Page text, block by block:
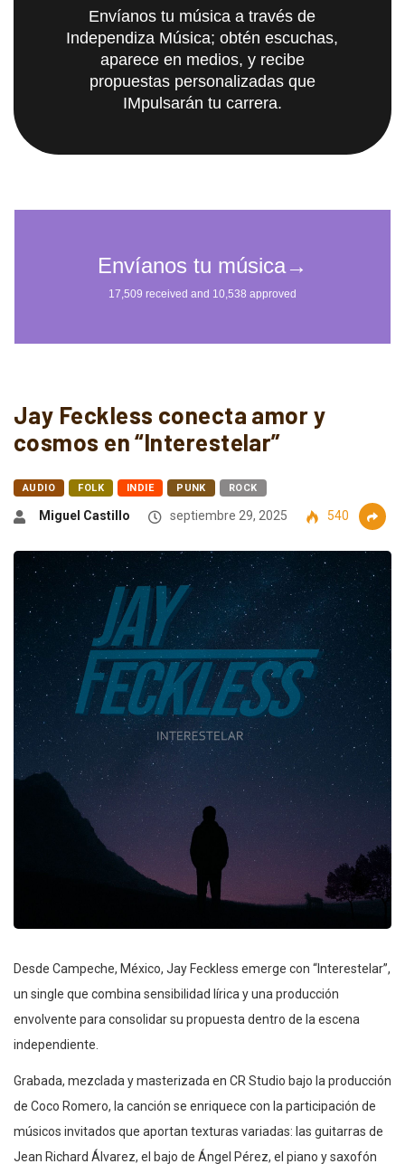
Envíanos tu música a través de
Independiza Música; obtén escuchas,
aparece en medios, y recibe
propuestas personalizadas que
IMpulsarán tu carrera.
Jay Feckless conecta amor y
cosmos en “Interestelar”
AUDIO FOLK INDIE PUNK ROCK
Miguel Castillo septiembre 29, 2025 540
Desde Campeche, México, Jay Feckless emerge con “Interestelar”,
un single que combina sensibilidad lírica y una producción
envolvente para consolidar su propuesta dentro de la escena
independiente.
Grabada, mezclada y masterizada en CR Studio bajo la producción
de Coco Romero, la canción se enriquece con la participación de
músicos invitados que aportan texturas variadas: las guitarras de
Jean Richard Álvarez, el bajo de Ángel Pérez, el piano y saxofón